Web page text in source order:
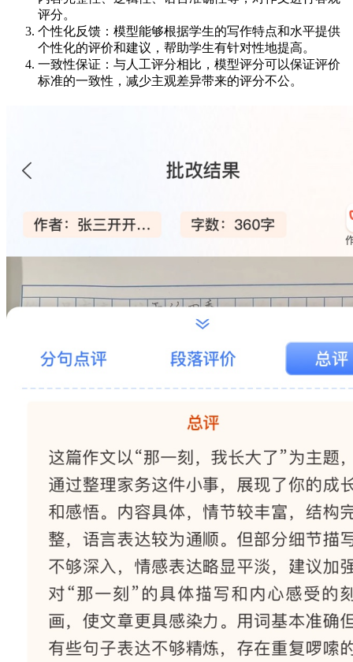
评分。
个性化反馈：模型能够根据学生的写作特点和水平提供
个性化的评价和建议，帮助学生有针对性地提高。
一致性保证：与人工评分相比，模型评分可以保证评价
标准的一致性，减少主观差异带来的评分不公。